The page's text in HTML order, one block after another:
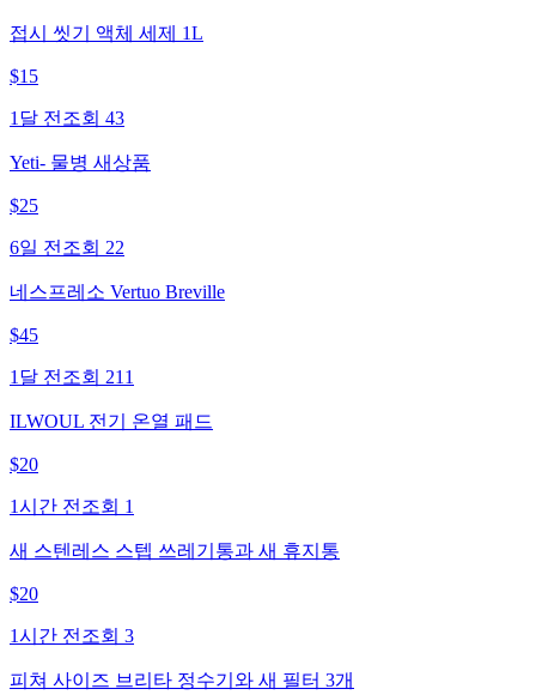
접시 씻기 액체 세제 1L
$15
1달 전 조회 43
Yeti- 물병 새상품
$25
6일 전 조회 22
네스프레소 Vertuo Breville
$45
1달 전 조회 211
ILWOUL 전기 온열 패드
$20
1시간 전 조회 1
새 스텐레스 스텝 쓰레기통과 새 휴지통
$20
1시간 전 조회 3
피쳐 사이즈 브리타 정수기와 새 필터 3개